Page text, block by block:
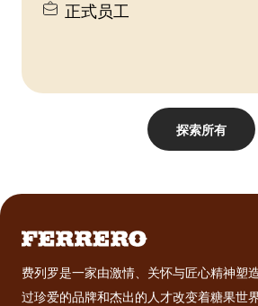
正式员工
探索所有
费列罗是一家由激情、关怀与匠心精神塑
过珍爱的品牌和杰出的人才改变着糖果世